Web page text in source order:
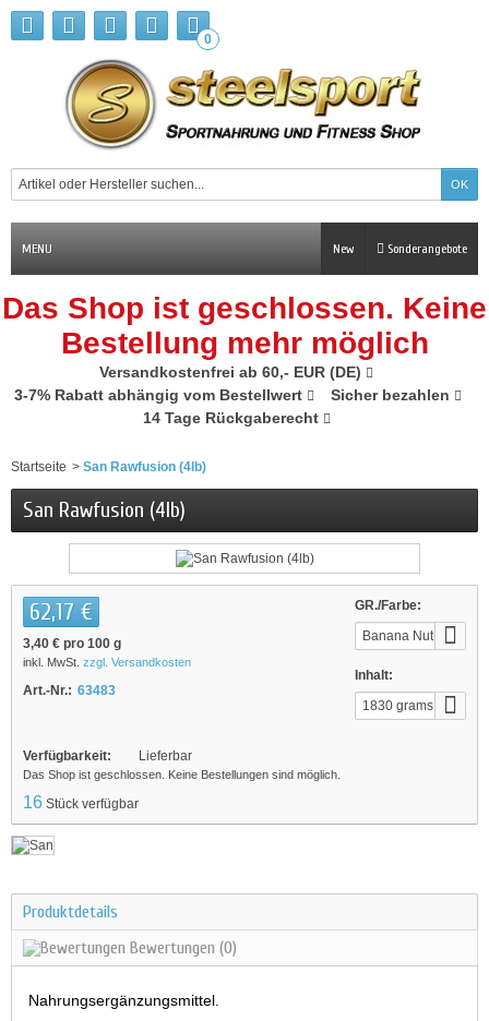
0
MENU Sonderangebote
New
Das Shop ist geschlossen. Keine
Bestellung mehr möglich
Versandkostenfrei ab 60,- EUR (DE)
3-7% Rabatt abhängig vom Bestellwert
Sicher bezahlen
14 Tage Rückgaberecht
Startseite > San Rawfusion (4lb)
San Rawfusion (4lb)
GR./Farbe:
Banana Nut
Inhalt:
1830 grams
62,17 €
3,40 € pro 100 g
inkl. MwSt. zzgl. Versandkosten
Art.-Nr.: 63483
Verfügbarkeit: Lieferbar
Das Shop ist geschlossen. Keine Bestellungen sind möglich.
16 Stück verfügbar
Produktdetails
Bewertungen (0)
Nahrungsergänzungsmittel.